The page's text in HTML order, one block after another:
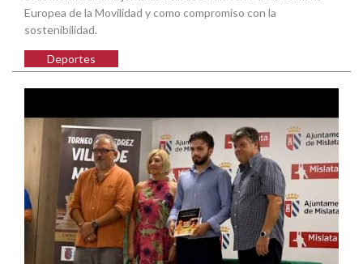
Europea de la Movilidad y como compromiso con la
sostenibilidad.
Deportes